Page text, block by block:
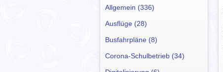
Allgemein (336)
Ausflüge (28)
Busfahrpläne (8)
Corona-Schulbetrieb (34)